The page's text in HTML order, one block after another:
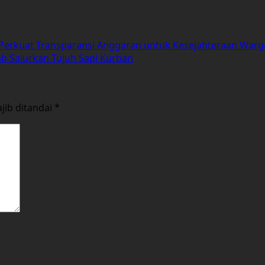
Transparansi Anggaran untuk Kesejahteraan
Salurkan Tujuh Sapi Kurban
ditandai *